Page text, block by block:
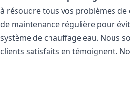
à résoudre tous vos problèmes
de maintenance régulière pour
système de chauffage eau. Nous
clients satisfaits en témoignent.